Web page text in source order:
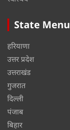
State Menu
हरियाणा
उत्तर प्रदेश
उत्तराखंड
गुजरात
दिल्ली
पंजाब
बिहार